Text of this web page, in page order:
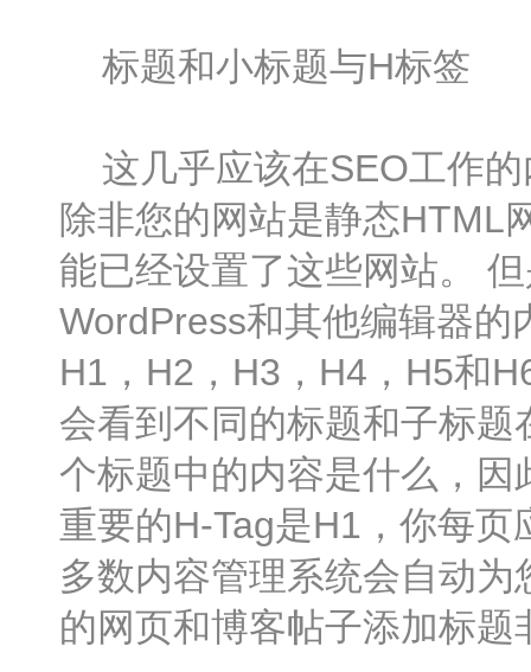
标题和小标题与H标签
这几乎应该在SEO工作的
除非您的网站是静态HTML
能已经设置了这些网站。
WordPress和其他编辑器的
H1，H2，H3，H4，H5和
会看到不同的标题和子标
个标题中的内容是什么，
重要的H-Tag是H1，你每
多数内容管理系统会自动
的网页和博客帖子添加标题